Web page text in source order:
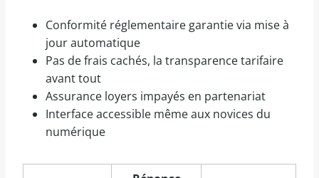
Conformité réglementaire garantie via mise à
jour automatique
Pas de frais cachés, la transparence tarifaire
avant tout
Assurance loyers impayés en partenariat
Interface accessible même aux novices du
numérique